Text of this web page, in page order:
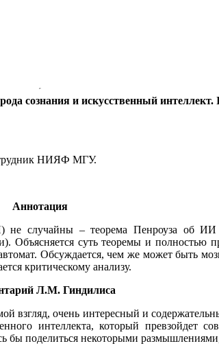
сознания и искусственный
НИЯФ МГУ.
Аннотация
не случайны – теорема Пенроуза об
суть теоремы и полностью
Обсуждается, чем же может быть
критическому анализу.
Л.М. Гиндилиса
взгляд, очень интересный и
интеллекта, который превзойдет
бы поделиться некоторыми